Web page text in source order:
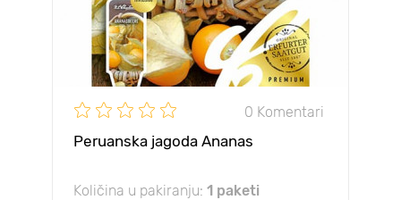
0 Komentari
Peruanska jagoda Ananas
Količina u pakiranju: 1 paketi